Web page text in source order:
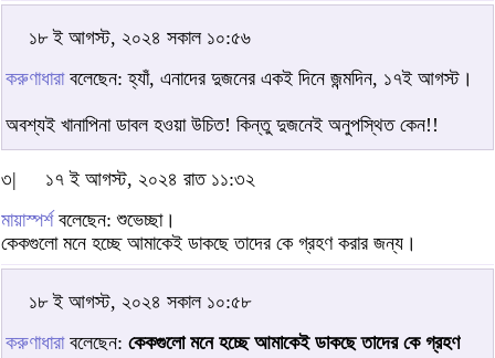
১৮ ই আগস্ট, ২০২৪ সকাল ১০:৫৬
করুণাধারাবলেছেন: হ্যাঁ, এনাদের দুজনের একই দিনে জন্মদিন, ১৭ই আগস্ট।
অবশ্যই খানাপিনা ডাবল হওয়া উচিত! কিন্তু দুজনেই অনুপস্থিত কেন!!
৩|
১৭ ই আগস্ট, ২০২৪ রাত ১১:৩২
মায়াস্পর্শবলেছেন: শুভেচ্ছা।
কেকগুলো মনে হচ্ছে আমাকেই ডাকছে তাদের কে গ্রহণ করার জন্য।
১৮ ই আগস্ট, ২০২৪ সকাল ১০:৫৮
করুণাধারাবলেছেন: কেকগুলো মনে হচ্ছে আমাকেই ডাকছে তাদের কে গ্রহণ